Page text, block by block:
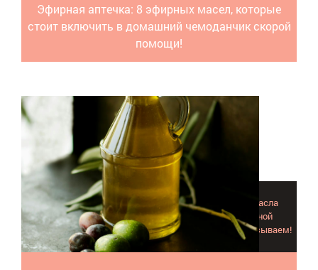
Эфирная аптечка: 8 эфирных масел, которые
стоит включить в домашний чемоданчик скорой
помощи!
Почему в одних случаях констатируется польза масла
примулы вечерней, а в других - становится причиной
нежелательных побочных эффектов и вреда? Рассказываем!